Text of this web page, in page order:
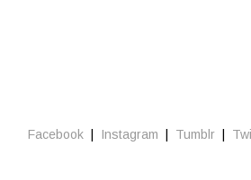
Facebook Instagram Tumblr